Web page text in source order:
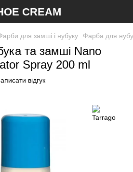
CREAM
для замші і нубуку Фарба для
та замші Nano
Spray 200 ml
відгук